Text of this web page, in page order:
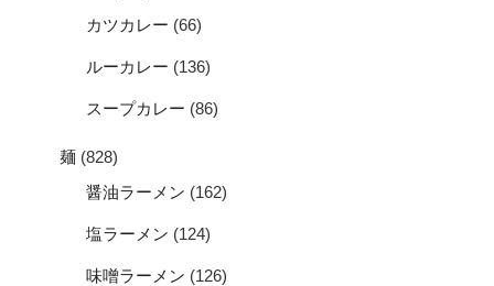
カツカレー (66)
ルーカレー (136)
スープカレー (86)
麺 (828)
醤油ラーメン (162)
塩ラーメン (124)
味噌ラーメン (126)